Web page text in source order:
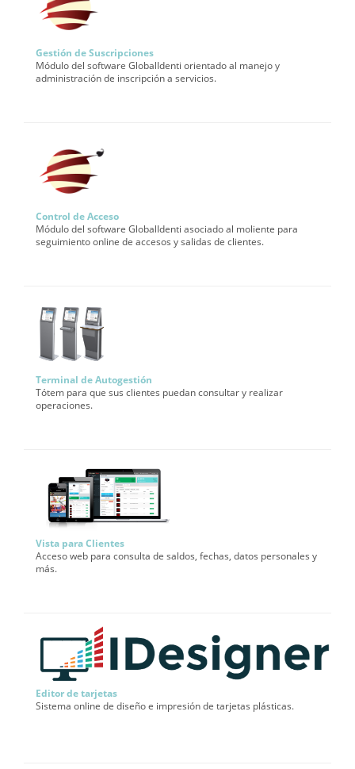
Gestión de Suscripciones
Módulo del software GlobalIdenti orientado al manejo y
administración de inscripción a servicios.
Control de Acceso
Módulo del software GlobalIdenti asociado al moliente para
seguimiento online de accesos y salidas de clientes.
Terminal de Autogestión
Tótem para que sus clientes puedan consultar y realizar
operaciones.
Vista para Clientes
Acceso web para consulta de saldos, fechas, datos personales y
más.
Editor de tarjetas
Sistema online de diseño e impresión de tarjetas plásticas.